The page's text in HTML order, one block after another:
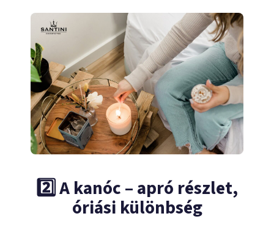
2️⃣ A kanóc – apró részlet,
óriási különbség